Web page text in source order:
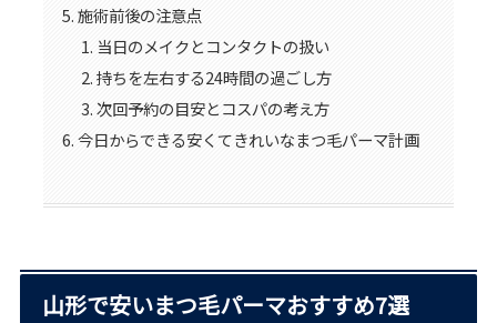
施術前後の注意点
当日のメイクとコンタクトの扱い
持ちを左右する24時間の過ごし方
次回予約の目安とコスパの考え方
今日からできる安くてきれいなまつ毛パーマ計画
山形で安いまつ毛パーマおすすめ7選